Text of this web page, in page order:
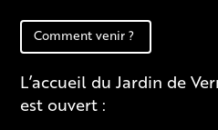
Comment venir ?
L’accueil du Jardin de
est ouvert :